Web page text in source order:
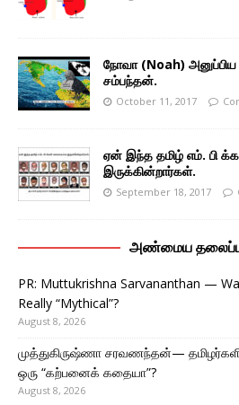
நோவா (Noah)
சம்பந்தன்.
October 11, 2017
ஏன் இந்த தமிழ் எம். பி
இருக்கின்றார்கள்.
September 18, 2017
அண்மைய
PR: Muttukrishna Sarvananthan —
Really “Mythical”?
August 8, 2026
முத்துகிருஷ்ணா சரவணந்தன்—
ஒரு “கற்பனைக் கதையா”?
August 8, 2026